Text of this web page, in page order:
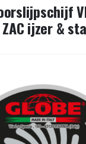
ijzer &